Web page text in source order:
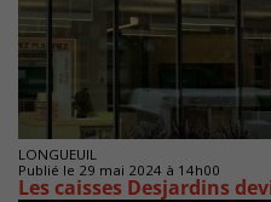
LONGUEUIL
Publié le 29 mai 2024 à 14h00
Les caisses Desjardins